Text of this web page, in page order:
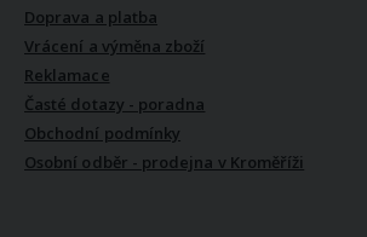
Doprava a platba
Vrácení a výměna zboží
Reklamace
Časté dotazy - poradna
Obchodní podmínky
Osobní odběr - prodejna v Kroměříži